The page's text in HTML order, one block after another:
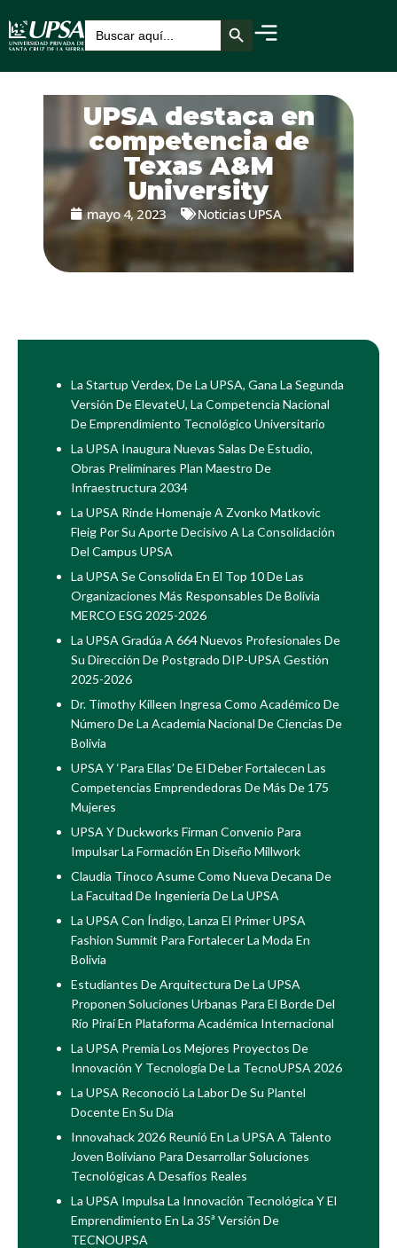
Buscar: Botón de búsqueda
UPSA destaca en
competencia de
Texas A&M
University
mayo 4, 2023 Noticias UPSA
La Startup Verdex, De La UPSA, Gana La Segunda
Versión De ElevateU, La Competencia Nacional
De Emprendimiento Tecnológico Universitario
La UPSA Inaugura Nuevas Salas De Estudio,
Obras Preliminares Plan Maestro De
Infraestructura 2034
La UPSA Rinde Homenaje A Zvonko Matkovic
Fleig Por Su Aporte Decisivo A La Consolidación
Del Campus UPSA
La UPSA Se Consolida En El Top 10 De Las
Organizaciones Más Responsables De Bolivia
MERCO ESG 2025-2026
La UPSA Gradúa A 664 Nuevos Profesionales De
Su Dirección De Postgrado DIP-UPSA Gestión
2025-2026
Dr. Timothy Killeen Ingresa Como Académico De
Número De La Academia Nacional De Ciencias De
Bolivia
UPSA Y ‘Para Ellas’ De El Deber Fortalecen Las
Competencias Emprendedoras De Más De 175
Mujeres
UPSA Y Duckworks Firman Convenio Para
Impulsar La Formación En Diseño Millwork
Claudia Tinoco Asume Como Nueva Decana De
La Facultad De Ingeniería De La UPSA
La UPSA Con Índigo, Lanza El Primer UPSA
Fashion Summit Para Fortalecer La Moda En
Bolivia
Estudiantes De Arquitectura De La UPSA
Proponen Soluciones Urbanas Para El Borde Del
Río Piraí En Plataforma Académica Internacional
La UPSA Premia Los Mejores Proyectos De
Innovación Y Tecnología De La TecnoUPSA 2026
La UPSA Reconoció La Labor De Su Plantel
Docente En Su Día
Innovahack 2026 Reunió En La UPSA A Talento
Joven Boliviano Para Desarrollar Soluciones
Tecnológicas A Desafíos Reales
La UPSA Impulsa La Innovación Tecnológica Y El
Emprendimiento En La 35ª Versión De
TECNOUPSA